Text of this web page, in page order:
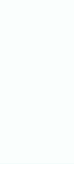
til elkvalitet i
juni og give